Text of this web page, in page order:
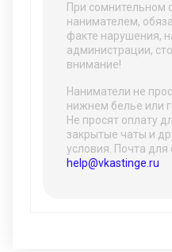
При сомнительном
нанимателем,
факте нарушения,
администрации,
внимание!
Наниматели не
нижнем белье или
Не просят оплату
закрытые чаты и
условия. Почта
help@vkastinge.ru